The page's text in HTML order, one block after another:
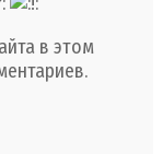
в этом